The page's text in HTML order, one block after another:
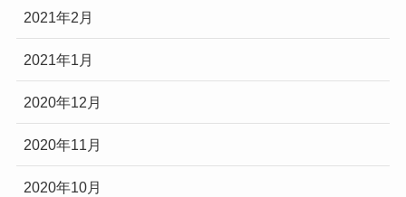
2021年2月
2021年1月
2020年12月
2020年11月
2020年10月